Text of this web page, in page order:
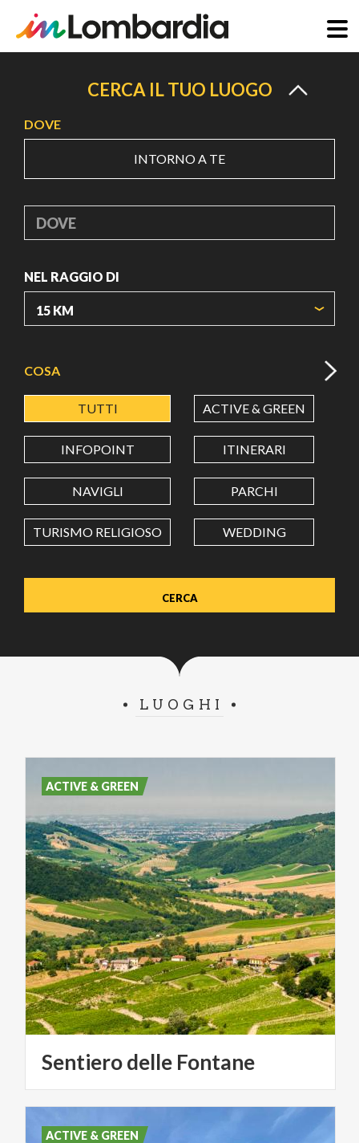
principale
CERCA IL TUO LUOGO
DOVE
INTORNO A TE
DOVE
NEL RAGGIO DI
LATITUDINE
LONGITUDINE
Value in decimal degrees. Use dot (.) as decimal separator.
COSA
TUTTI ACTIVE & GREEN
INFOPOINT ITINERARI
NAVIGLI PARCHI
TURISMO RELIGIOSO WEDDING
LUOGHI
Sentierodelle Fontane
ACTIVE & GREEN
ACTIVE & GREEN